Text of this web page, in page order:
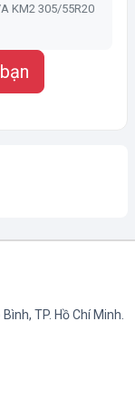
KM2 305/55R20
TP. Hồ Chí Minh.